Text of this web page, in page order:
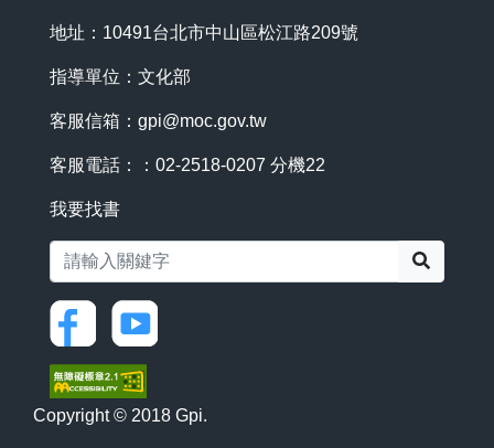
地址：10491台北市中山區松江路209號
指導單位：文化部
客服信箱： gpi@moc.gov.tw
客服電話：：02-2518-0207 分機22
我要找書
Copyright © 2018 Gpi.